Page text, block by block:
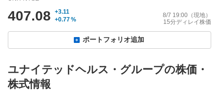
407.08
+3.11
+0.77%
8/7 19:00 （現地）
15分ディレイ株価
ポートフォリオ追加
ユナイテッドヘルス・グループの株価・
株式情報